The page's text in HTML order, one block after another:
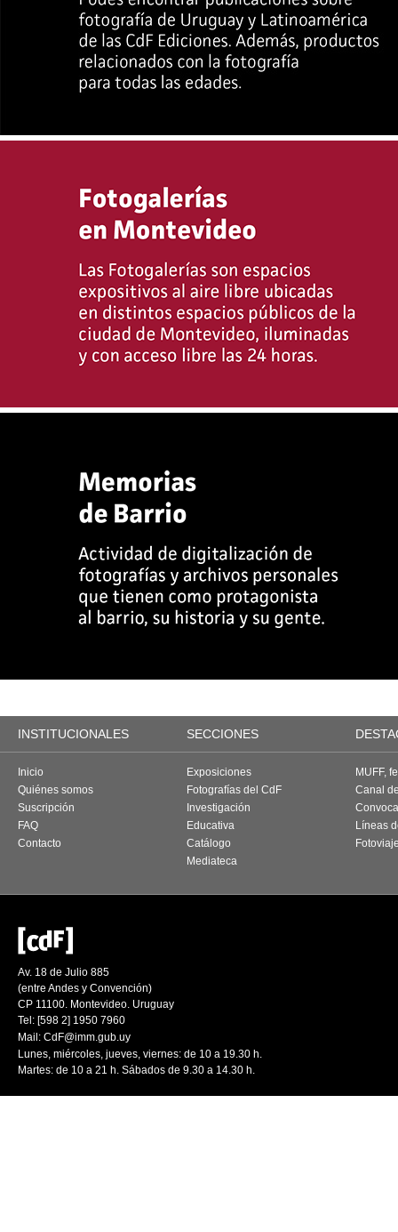
INSTITUCIONALES SECCIONES
Inicio
Quiénes somos
Suscripción
FAQ
Contacto
Exposiciones
Fotografías del CdF
Investigación
Educativa
Catálogo
Mediateca
MUFF,
Canal
Líneas
Av. 18 de Julio 885
(entre Andes y Convención)
CP 11100. Montevideo. Uruguay
Tel: [598 2] 1950 7960
Mail: CdF@imm.gub.uy
Lunes, miércoles, jueves, viernes: de 10 a 19.30 h.
Martes: de 10 a 21 h. Sábados de 9.30 a 14.30 h.